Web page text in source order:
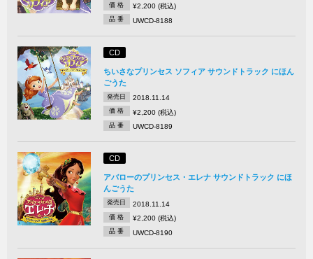
価 格 ¥2,200 (税込)
品 番 UWCD-8188
CD
ちいさなプリンセス ソフィア サウンドトラック にほん
ごうた
発売日 2018.11.14
価 格 ¥2,200 (税込)
品 番 UWCD-8189
CD
アバローのプリンセス・エレナ サウンドトラック にほ
んごうた
発売日 2018.11.14
価 格 ¥2,200 (税込)
品 番 UWCD-8190